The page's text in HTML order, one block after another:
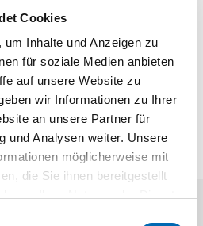
Cookies
Inhalte und Anzeigen zu
für soziale Medien anbieten
auf unsere Website zu
wir Informationen zu Ihrer
an unsere Partner für
und Analysen weiter. Unsere
möglicherweise mit
die Sie ihnen bereitgestellt
Montage Flügelbreite <=